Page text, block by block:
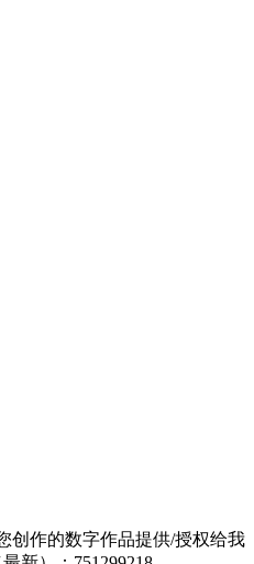
创作的数字作品提供/授权给我